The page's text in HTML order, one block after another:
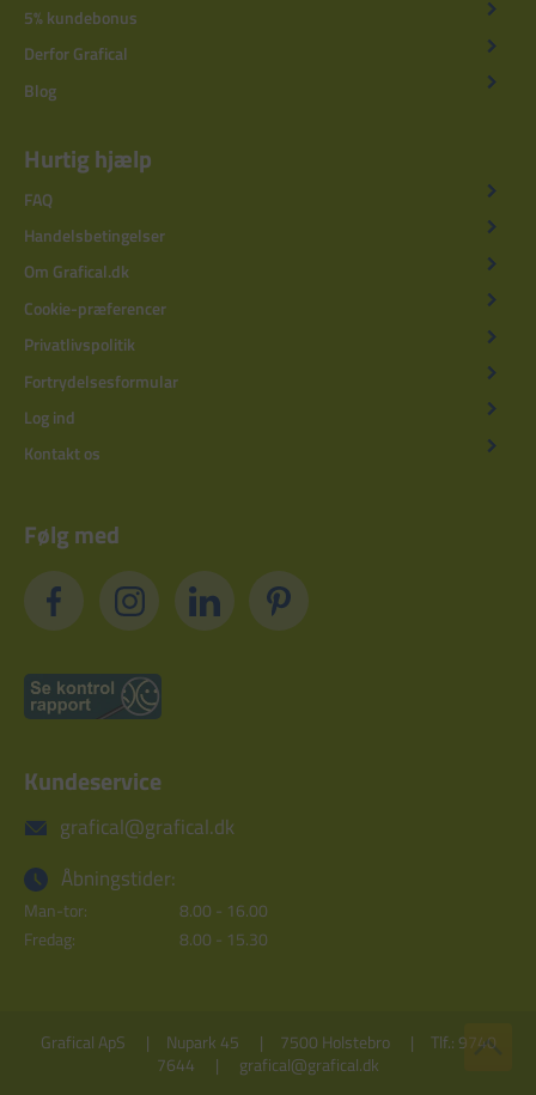
5% kundebonus
Derfor Grafical
Blog
Hurtig hjælp
FAQ
Handelsbetingelser
Om Grafical.dk
Cookie-præferencer
Privatlivspolitik
Fortrydelsesformular
Log ind
Kontakt os
Følg med
Kundeservice
grafical@grafical.dk
Åbningstider:
Man-tor:
8.00 - 16.00
Fredag:
8.00 - 15.30
Grafical ApS Nupark 45 7500 Holstebro
Tlf.: 9740
7644
grafical@grafical.dk